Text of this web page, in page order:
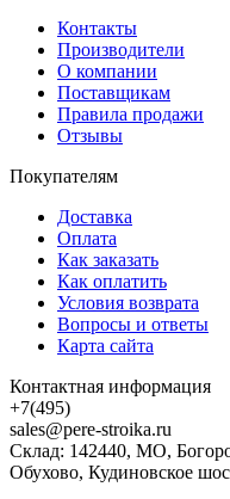
Контакты
Производители
О компании
Поставщикам
Правила продажи
Отзывы
Покупателям
Доставка
Оплата
Как заказать
Как оплатить
Условия возврата
Вопросы и ответы
Карта сайта
Контактная информация
+7(495)
sales@pere-stroika.ru
Склад: 142440, МО,
Обухово, Кудиновское